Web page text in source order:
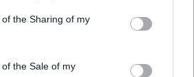
the Sharing of my
the Sale of my